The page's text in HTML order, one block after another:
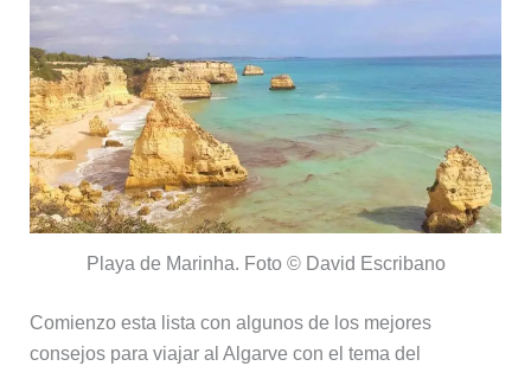
Playa de Marinha. Foto © David Escribano
Comienzo esta lista con algunos de los mejores
consejos para viajar al Algarve con el tema del